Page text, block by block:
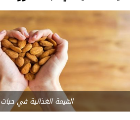
القيمة الغذائية في حبات